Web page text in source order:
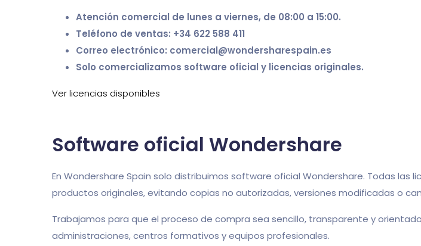
Atención comercial de lunes a viernes, de 08:00 a 15:00.
Teléfono de ventas: +34 622 588 411
Correo electrónico: comercial@wondersharespain.es
Solo comercializamos software oficial y licencias originales.
Ver licencias disponibles
Software oficial Wondershare
En Wondershare Spain solo distribuimos software oficial Wondershare. Todas
productos originales, evitando copias no autorizadas, versiones modificadas o
Trabajamos para que el proceso de compra sea sencillo, transparente y
administraciones, centros formativos y equipos profesionales.